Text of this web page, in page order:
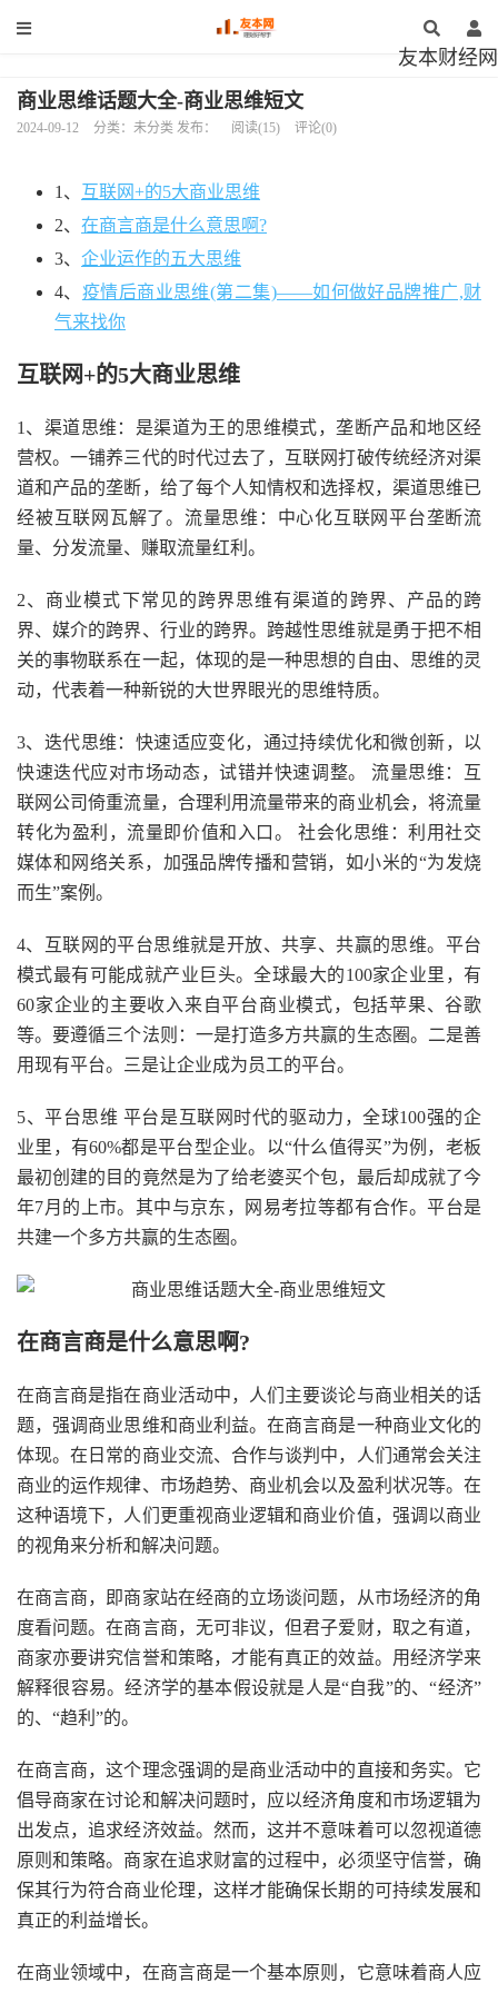
友本财经网
商业思维话题大全-商业思维短文
2024-09-12 分类：未分类 发布： 阅读(15) 评论(0)
1、
互联网+的5大商业思维
2、 在商言商是什么意思啊?
3、 企业运作的五大思维
4、 疫情后商业思维(第二集)——如何做好品牌推广,财
气来找你
互联网+的5大商业思维
1、渠道思维：是渠道为王的思维模式，垄断产品和地区经
营权。一铺养三代的时代过去了，互联网打破传统经济对渠
道和产品的垄断，给了每个人知情权和选择权，渠道思维已
经被互联网瓦解了。流量思维：中心化互联网平台垄断流
量、分发流量、赚取流量红利。
2、商业模式下常见的跨界思维有渠道的跨界、产品的跨
界、媒介的跨界、行业的跨界。跨越性思维就是勇于把不相
关的事物联系在一起，体现的是一种思想的自由、思维的灵
动，代表着一种新锐的大世界眼光的思维特质。
3、迭代思维：快速适应变化，通过持续优化和微创新，以
快速迭代应对市场动态，试错并快速调整。 流量思维：互
联网公司倚重流量，合理利用流量带来的商业机会，将流量
转化为盈利，流量即价值和入口。 社会化思维：利用社交
媒体和网络关系，加强品牌传播和营销，如小米的“为发烧
而生”案例。
4、互联网的平台思维就是开放、共享、共赢的思维。平台
模式最有可能成就产业巨头。全球最大的100家企业里，有
60家企业的主要收入来自平台商业模式，包括苹果、谷歌
等。要遵循三个法则：一是打造多方共赢的生态圈。二是善
用现有平台。三是让企业成为员工的平台。
5、平台思维 平台是互联网时代的驱动力，全球100强的企
业里，有60%都是平台型企业。以“什么值得买”为例，老板
最初创建的目的竟然是为了给老婆买个包，最后却成就了今
年7月的上市。其中与京东，网易考拉等都有合作。平台是
共建一个多方共赢的生态圈。
在商言商是什么意思啊?
在商言商是指在商业活动中，人们主要谈论与商业相关的话
题，强调商业思维和商业利益。在商言商是一种商业文化的
体现。在日常的商业交流、合作与谈判中，人们通常会关注
商业的运作规律、市场趋势、商业机会以及盈利状况等。在
这种语境下，人们更重视商业逻辑和商业价值，强调以商业
的视角来分析和解决问题。
在商言商，即商家站在经商的立场谈问题，从市场经济的角
度看问题。在商言商，无可非议，但君子爱财，取之有道，
商家亦要讲究信誉和策略，才能有真正的效益。用经济学来
解释很容易。经济学的基本假设就是人是“自我”的、“经济”
的、“趋利”的。
在商言商，这个理念强调的是商业活动中的直接和务实。它
倡导商家在讨论和解决问题时，应以经济角度和市场逻辑为
出发点，追求经济效益。然而，这并不意味着可以忽视道德
原则和策略。商家在追求财富的过程中，必须坚守信誉，确
保其行为符合商业伦理，这样才能确保长期的可持续发展和
真正的利益增长。
在商业领域中，在商言商是一个基本原则，它意味着商人应